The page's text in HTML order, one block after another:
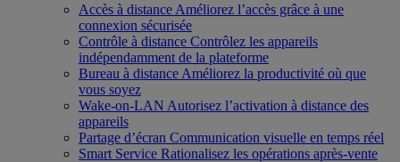
Accès à distance Améliorez l’accès grâce à une
connexion sécurisée
Contrôle à distance Contrôlez les appareils
indépendamment de la plateforme
Bureau à distance Améliorez la productivité où que
vous soyez
Wake-on-LAN Autorisez l’activation à distance des
appareils
Partage d’écran Communication visuelle en temps réel
Smart Service Rationalisez les opérations après-vente